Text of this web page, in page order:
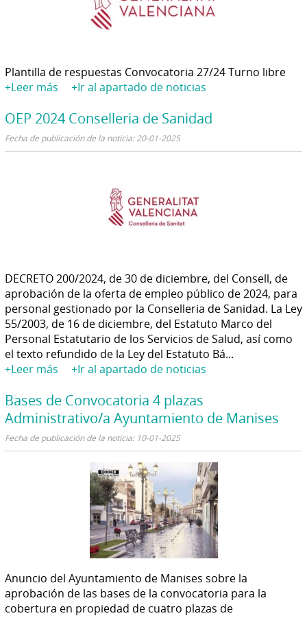
Plantilla de respuestas Convocatoria 27/24 Turno libre
+Leer más
+Ir al apartado de noticias
OEP 2024 Conselleria de Sanidad
Fecha de publicación de la noticia: 20-01-2025
DECRETO 200/2024, de 30 de diciembre, del Consell, de
aprobación de la oferta de empleo público de 2024, para
personal gestionado por la Conselleria de Sanidad. La Ley
55/2003, de 16 de diciembre, del Estatuto Marco del
Personal Estatutario de los Servicios de Salud, así como
el texto refundido de la Ley del Estatuto Bá...
+Leer más
+Ir al apartado de noticias
Bases de Convocatoria 4 plazas
Administrativo/a Ayuntamiento de Manises
Fecha de publicación de la noticia: 10-01-2025
Anuncio del Ayuntamiento de Manises sobre la
aprobación de las bases de la convocatoria para la
cobertura en propiedad de cuatro plazas de